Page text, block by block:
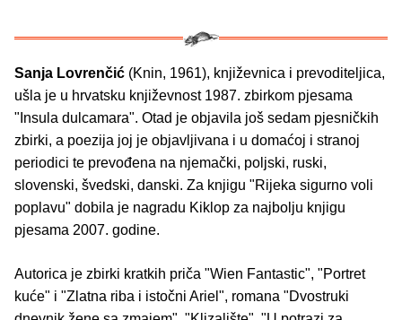
Sanja Lovrenčić (Knin, 1961), književnica i prevoditeljica,
ušla je u hrvatsku književnost 1987. zbirkom pjesama
"Insula dulcamara". Otad je objavila još sedam pjesničkih
zbirki, a poezija joj je objavljivana i u domaćoj i stranoj
periodici te prevođena na njemački, poljski, ruski,
slovenski, švedski, danski. Za knjigu "Rijeka sigurno voli
poplavu" dobila je nagradu Kiklop za najbolju knjigu
pjesama 2007. godine.
Autorica je zbirki kratkih priča "Wien Fantastic", "Portret
kuće" i "Zlatna riba i istočni Ariel", romana "Dvostruki